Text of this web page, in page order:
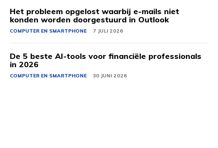
Het probleem opgelost waarbij e-mails niet
konden worden doorgestuurd in Outlook
COMPUTER EN SMARTPHONE 7 JULI 2026
De 5 beste AI-tools voor financiële professionals
in 2026
COMPUTER EN SMARTPHONE 30 JUNI 2026